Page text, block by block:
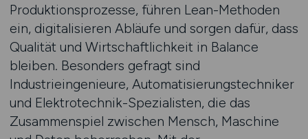
Produktionsprozesse, führen Lean-Methoden
ein, digitalisieren Abläufe und sorgen dafür, dass
Qualität und Wirtschaftlichkeit in Balance
bleiben. Besonders gefragt sind
Industrieingenieure, Automatisierungstechniker
und Elektrotechnik-Spezialisten, die das
Zusammenspiel zwischen Mensch, Maschine